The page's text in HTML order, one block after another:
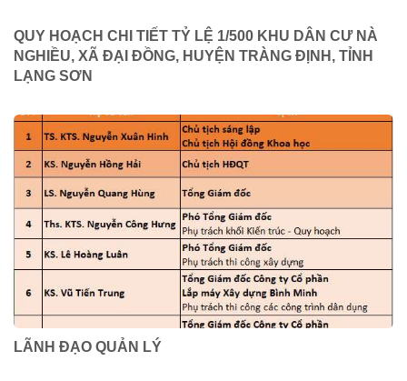
QUY HOẠCH CHI TIẾT TỶ LỆ 1/500 KHU DÂN CƯ NÀ
NGHIỀU, XÃ ĐẠI ĐỒNG, HUYỆN TRÀNG ĐỊNH, TỈNH
LẠNG SƠN
LÃNH ĐẠO QUẢN LÝ